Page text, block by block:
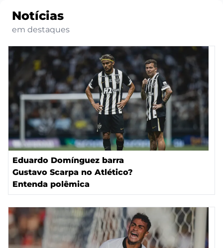
Notícias
em destaques
Eduardo Domínguez barra
Gustavo Scarpa no Atlético?
Entenda polêmica